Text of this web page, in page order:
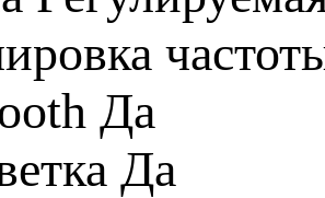
Да
Да